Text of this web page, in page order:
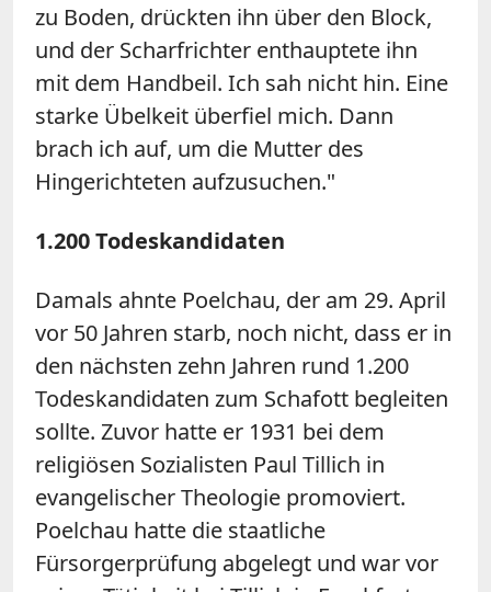
zu Boden, drückten ihn über den Block,
und der Scharfrichter enthauptete ihn
mit dem Handbeil. Ich sah nicht hin. Eine
starke Übelkeit überfiel mich. Dann
brach ich auf, um die Mutter des
Hingerichteten aufzusuchen."
1.200 Todeskandidaten
Damals ahnte Poelchau, der am 29. April
vor 50 Jahren starb, noch nicht, dass er in
den nächsten zehn Jahren rund 1.200
Todeskandidaten zum Schafott begleiten
sollte. Zuvor hatte er 1931 bei dem
religiösen Sozialisten Paul Tillich in
evangelischer Theologie promoviert.
Poelchau hatte die staatliche
Fürsorgerprüfung abgelegt und war vor